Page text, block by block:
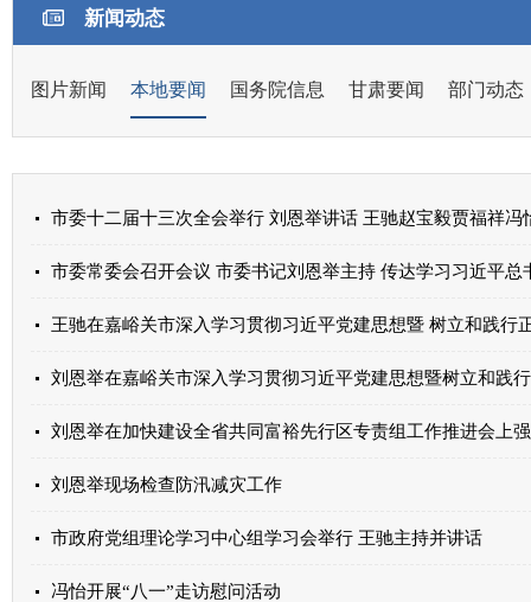
新闻动态
图片新闻 本地要闻 国务院信息 甘肃要闻 部门动态
市委十二届十三次全会举行 刘恩举讲话 王驰赵宝毅贾福祥冯
刘恩举现场检查防汛减灾工作
市政府党组理论学习中心组学习会举行 王驰主持并讲话
冯怡开展“八一”走访慰问活动